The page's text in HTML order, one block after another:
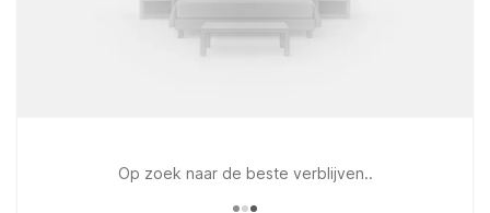
Op zoek naar de beste verblijven..